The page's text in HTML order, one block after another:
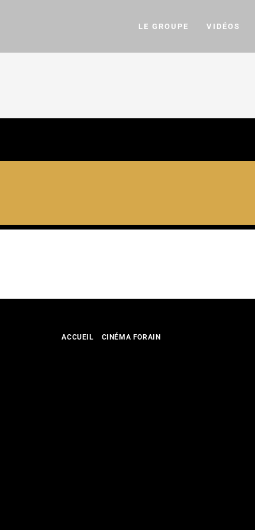
LE GROUPE VIDÉOS
ACCUEIL CINÉMA FORAIN